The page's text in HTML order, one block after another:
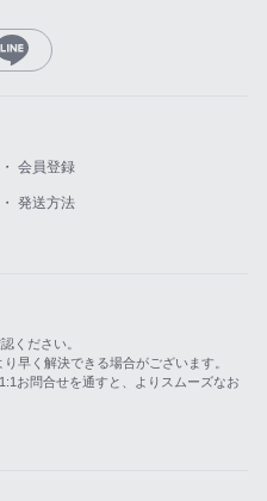
・ 会員登録
・ 発送方法
ください。
早く解決できる場合がございます。
お問合せを通すと、よりスムーズなお